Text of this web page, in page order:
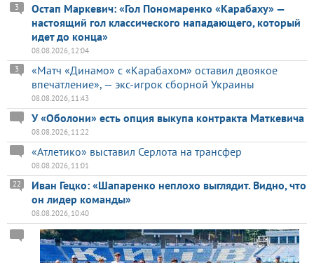
Остап Маркевич: «Гол Пономаренко «Карабаху» —
настоящий гол классического нападающего, который
идет до конца»
3
08.08.2026, 12:04
«Матч «Динамо» с «Карабахом» оставил двоякое
впечатление», — экс-игрок сборной Украины
3
08.08.2026, 11:43
У «Оболони» есть опция выкупа контракта Маткевича
08.08.2026, 11:22
«Атлетико» выставил Серлота на трансфер
08.08.2026, 11:01
Иван Гецко: «Шапаренко неплохо выглядит. Видно, что
он лидер команды»
22
08.08.2026, 10:40